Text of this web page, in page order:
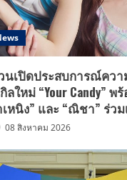
วนเปิดประสบการณ์คว
ลใหม่ “Your Candy” พ
หนิง” และ “ณิชา” ร่ว
08 สิงหาคม 2026